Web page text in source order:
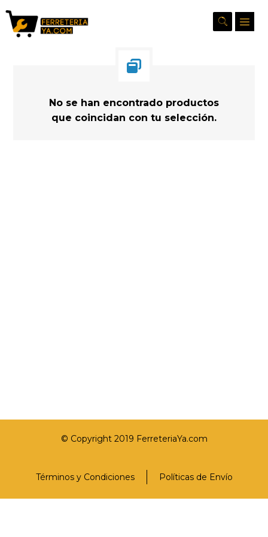
No se han encontrado productos
que coincidan con tu selección.
© Copyright 2019 FerreteriaYa.com
Políticas de Envío
Términos y Condiciones